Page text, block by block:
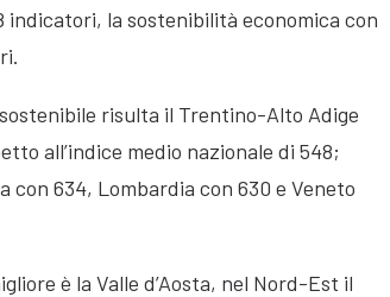
la sostenibilità economica con
risulta il Trentino-Alto Adige
all’indice medio nazionale di 548;
con 634, Lombardia con 630 e Veneto
è la Valle d’Aosta, nel Nord-Est il